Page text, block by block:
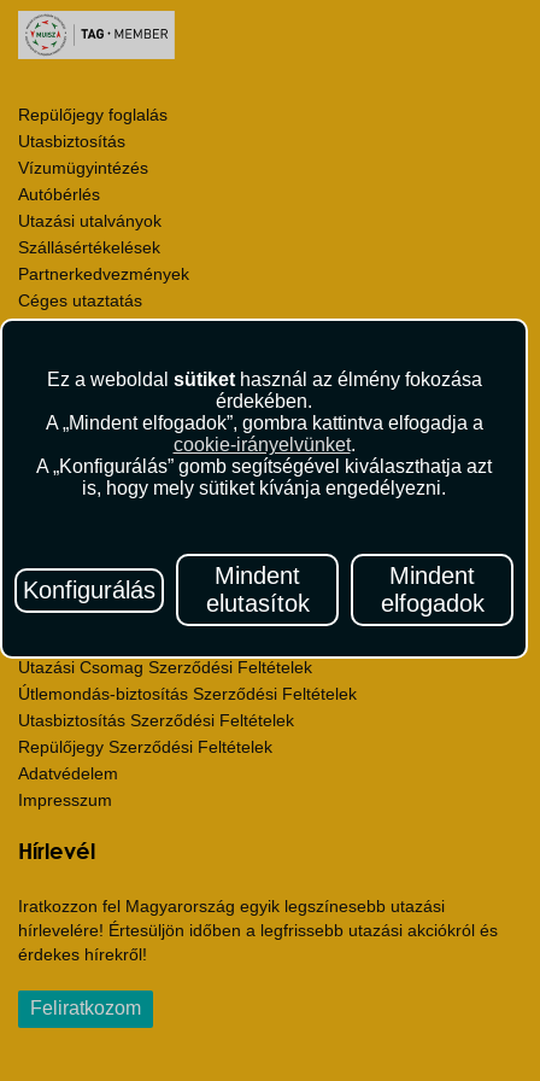
Ez a weboldal sütikethasznál az élmény fokozása
érdekében.
A „Mindent elfogadok”, gombra kattintva elfogadja a
cookie-irányelvünket.
A „Konfigurálás” gomb segítségével kiválaszthatja azt
is, hogy mely sütiket kívánja engedélyezni.
Konfigurálás
Mindent
elutasítok
Mindent
elfogadok
Repülőjegy foglalás
Utasbiztosítás
Vízumügyintézés
Autóbérlés
Utazási utalványok
Szállásértékelések
Partnerkedvezmények
Céges utaztatás
Törzsutas program
Kapcsolat
Médiaajánlat
Sajtószoba
Elismerések és díjak
Környezettudatosság
Utazási Csomag Szerződési Feltételek
Útlemondás-biztosítás Szerződési Feltételek
Utasbiztosítás Szerződési Feltételek
Repülőjegy Szerződési Feltételek
Adatvédelem
Impresszum
Hírlevél
Iratkozzon fel Magyarország egyik legszínesebb utazási
hírlevelére! Értesüljön időben a legfrissebb utazási akciókról és
érdekes hírekről!
Feliratkozom